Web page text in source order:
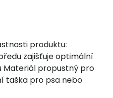
produktu:
zajišťuje optimální
Materiál propustný pro
taška pro psa nebo